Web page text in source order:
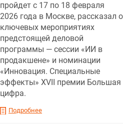
пройдет с 17 по 18 февраля
2026 года в Москве, рассказал о
ключевых мероприятиях
предстоящей деловой
программы — сессии «ИИ в
продакшене» и номинации
«Инновация. Специальные
эффекты» XVII премии Большая
цифра.
Подробнее